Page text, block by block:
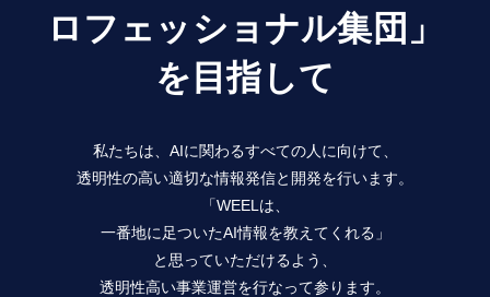
ロフェッショナル集団」
を目指して
私たちは、AIに関わるすべての人に向けて、
透明性の高い適切な情報発信と開発を行います。
「WEELは、
一番地に足ついたAI情報を教えてくれる」
と思っていただけるよう、
透明性高い事業運営を行なって参ります。